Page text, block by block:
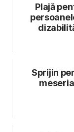
Plajă
Sprijin